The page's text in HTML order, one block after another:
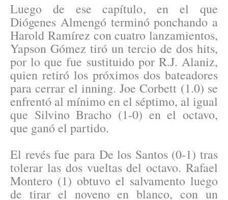
Luego de ese capítulo, en el que
Diógenes Almengó terminó ponchando a
Harold Ramírez con cuatro lanzamientos,
Yapson Gómez tiró un tercio de dos hits,
por lo que fue sustituido por R.J. Alaniz,
quien retiró los próximos dos bateadores
para cerrar el inning. Joe Corbett (1.0) se
enfrentó al mínimo en el séptimo, al igual
que Silvino Bracho (1-0) en el octavo,
que ganó el partido.
El revés fue para De los Santos (0-1) tras
tolerar las dos vueltas del octavo. Rafael
Montero (1) obtuvo el salvamento luego
de tirar el noveno en blanco, con un